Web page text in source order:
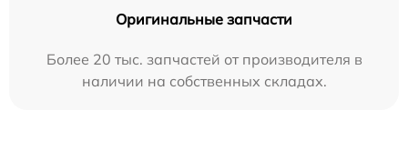
Оригинальные запчасти
Более 20 тыс. запчастей от производителя в
наличии на собственных складах.